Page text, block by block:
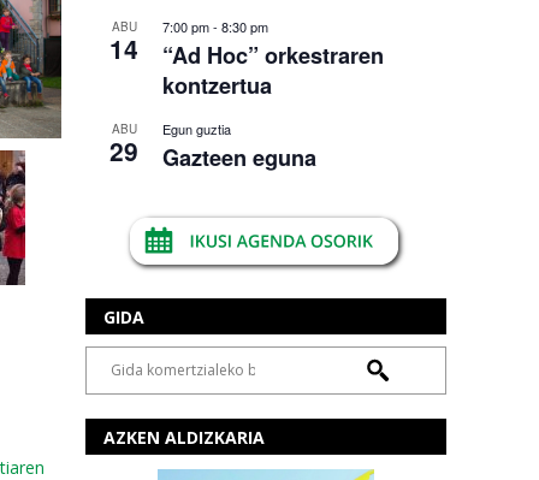
ABU
14
7:00 pm- 8:30 pm
“Ad Hoc” orkestraren
kontzertua
ABU
29
Egun guztia
Gazteen eguna
GIDA
AZKEN ALDIZKARIA